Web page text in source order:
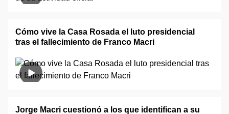
Cómo vive la Casa Rosada el luto presidencial
tras el fallecimiento de Franco Macri
Jorge Macri cuestionó a los que identifican a su